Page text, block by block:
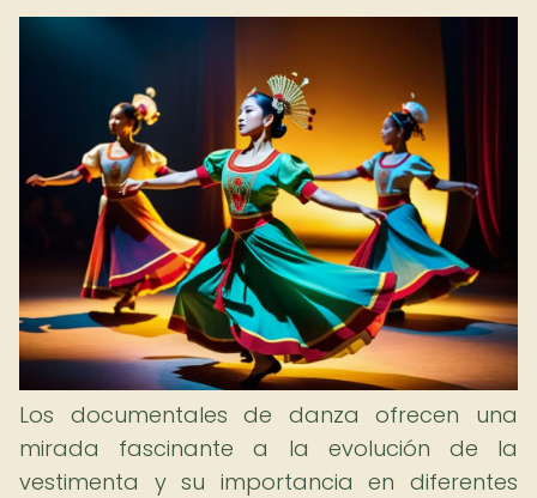
Los documentales de danza ofrecen una
mirada fascinante a la evolución de la
vestimenta y su importancia en diferentes